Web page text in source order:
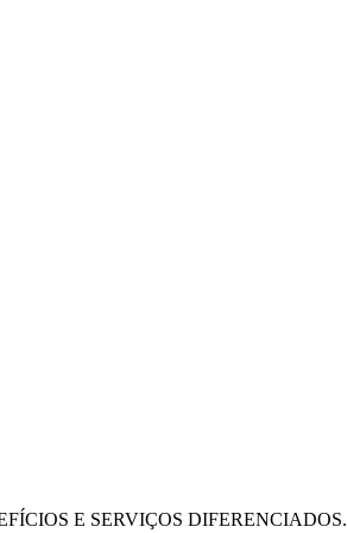
E SERVIÇOS DIFERENCIADOS.